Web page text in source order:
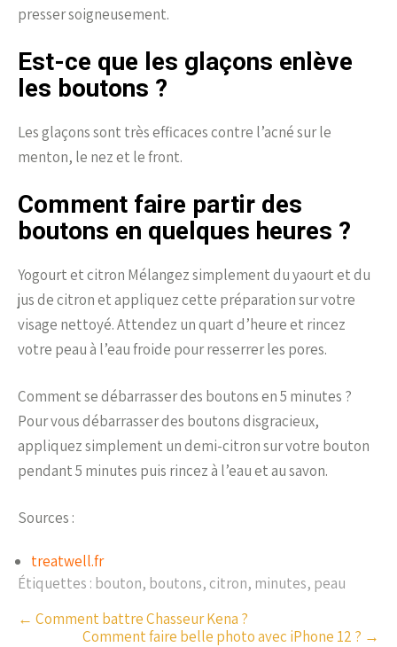
presser soigneusement.
Est-ce que les glaçons enlève
les boutons ?
Les glaçons sont très efficaces contre l’acné sur le
menton, le nez et le front.
Comment faire partir des
boutons en quelques heures ?
Yogourt et citron Mélangez simplement du yaourt et du
jus de citron et appliquez cette préparation sur votre
visage nettoyé. Attendez un quart d’heure et rincez
votre peau à l’eau froide pour resserrer les pores.
Comment se débarrasser des boutons en 5 minutes ?
Pour vous débarrasser des boutons disgracieux,
appliquez simplement un demi-citron sur votre bouton
pendant 5 minutes puis rincez à l’eau et au savon.
Sources :
treatwell.fr
Étiquettes : bouton, boutons, citron, minutes, peau
P
← Comment battre Chasseur Kena ?
Comment faire belle photo avec iPhone 12 ? →